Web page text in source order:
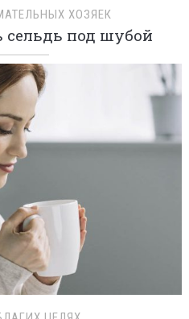
ХОЗЯЕК
сельдь под шубой